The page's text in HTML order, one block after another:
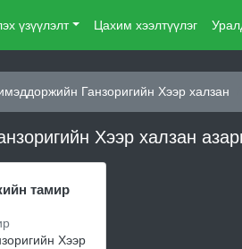
үзүүлэлт Цахим хээлтүүлэг
Ганзоригийн Хээр халзан
Хээр халзан
тамир
Хээр